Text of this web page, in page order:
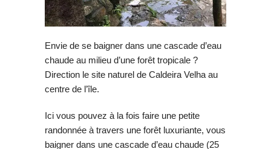
Envie de se baigner dans une cascade d’eau
chaude au milieu d’une forêt tropicale ?
Direction le site naturel de Caldeira Velha au
centre de l’île.
Ici vous pouvez à la fois faire une petite
randonnée à travers une forêt luxuriante, vous
baigner dans une cascade d’eau chaude (25